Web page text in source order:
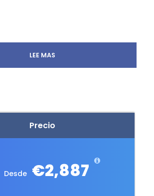
Precio
Desde €2,887
y Llegada
de alojamiento en régimen de
LEE MAS